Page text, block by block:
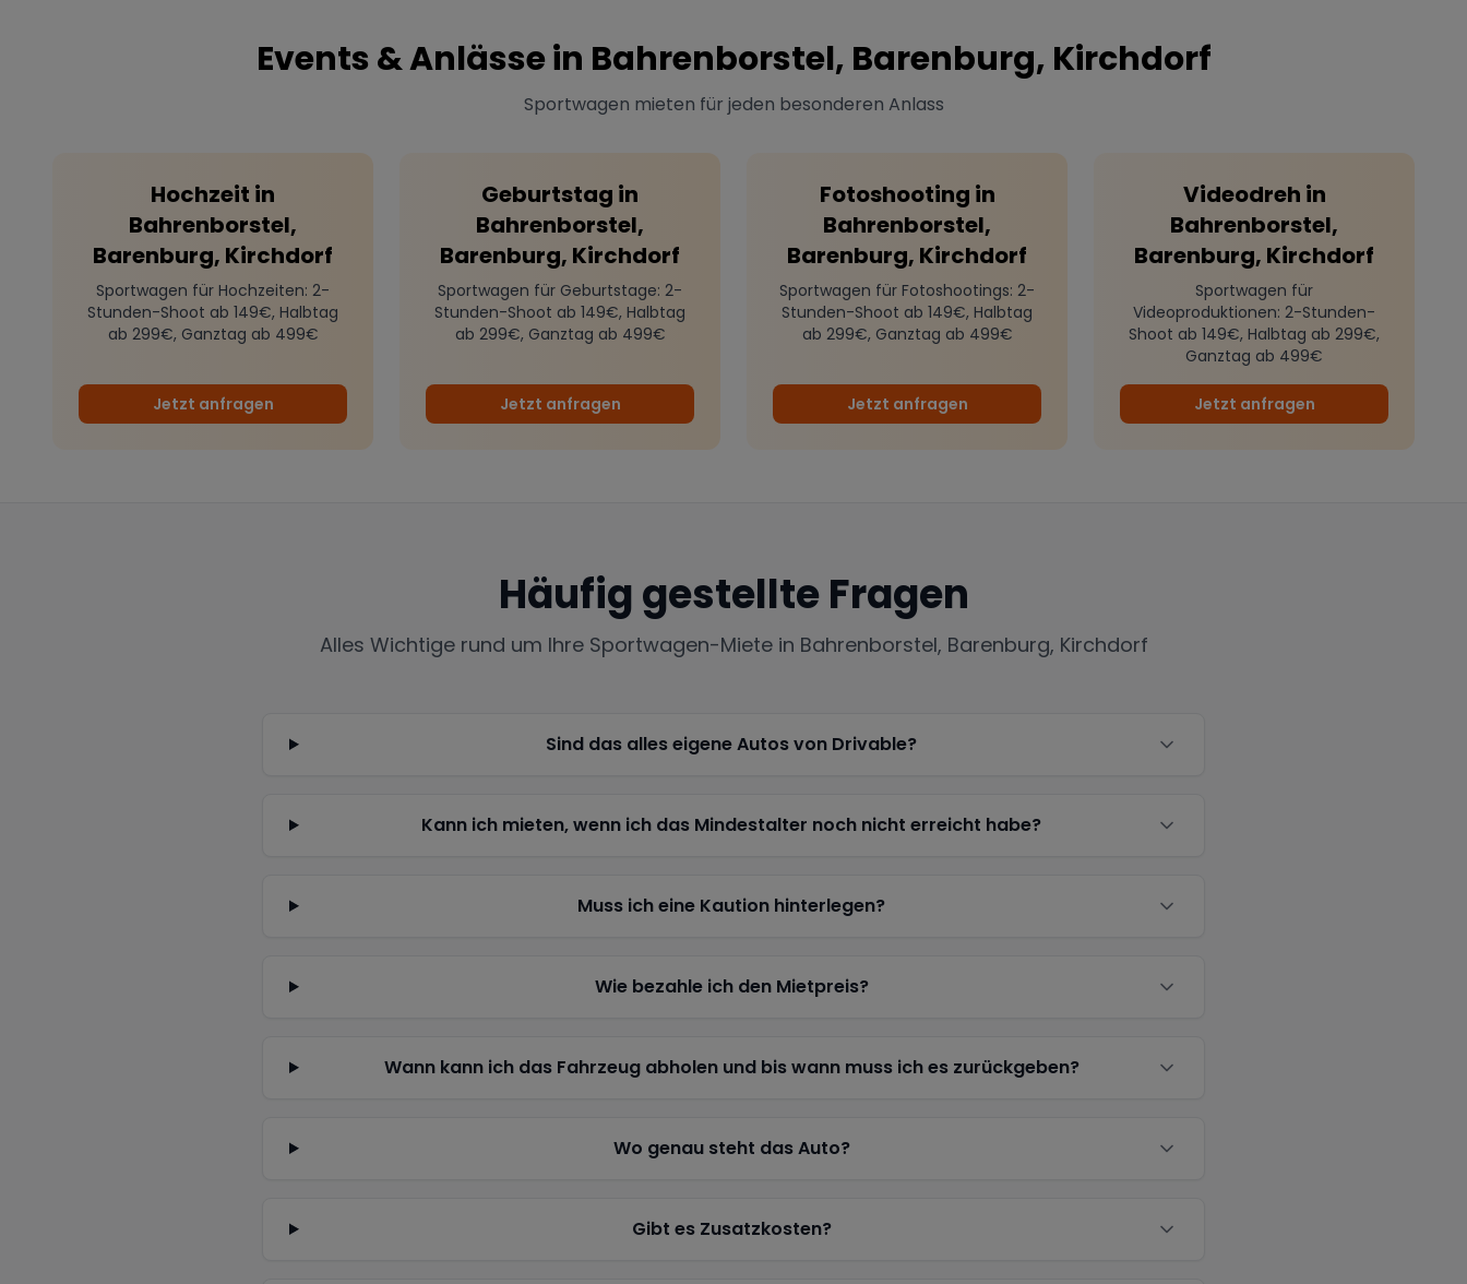
Events & Anlässe in Bahrenborstel, Barenburg, Kirchdorf
Sportwagen mieten für jeden besonderen Anlass
Hochzeit in
Bahrenborstel,
Barenburg, Kirchdorf
Sportwagen für Hochzeiten: 2-
Stunden-Shoot ab 149€, Halbtag
ab 299€, Ganztag ab 499€
Jetzt anfragen
Geburtstag in
Bahrenborstel,
Barenburg, Kirchdorf
Sportwagen für Geburtstage: 2-
Stunden-Shoot ab 149€, Halbtag
ab 299€, Ganztag ab 499€
Jetzt anfragen
Fotoshooting in
Bahrenborstel,
Barenburg, Kirchdorf
Sportwagen für Fotoshootings: 2-
Stunden-Shoot ab 149€, Halbtag
ab 299€, Ganztag ab 499€
Jetzt anfragen
Videodreh in
Bahrenborstel,
Barenburg, Kirchdorf
Sportwagen für
Videoproduktionen: 2-Stunden-
Shoot ab 149€, Halbtag ab 299€,
Ganztag ab 499€
Jetzt anfragen
Häufig gestellte Fragen
Alles Wichtige rund um Ihre Sportwagen-Miete in Bahrenborstel, Barenburg, Kirchdorf
Sind das alles eigene Autos von Drivable?
Kann ich mieten, wenn ich das Mindestalter noch nicht erreicht habe?
Muss ich eine Kaution hinterlegen?
Wie bezahle ich den Mietpreis?
Wann kann ich das Fahrzeug abholen und bis wann muss ich es zurückgeben?
Wo genau steht das Auto?
Gibt es Zusatzkosten?